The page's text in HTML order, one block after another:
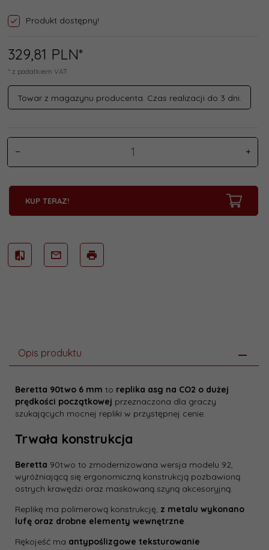
Produkt dostępny!
329,81 PLN*
* z podatkiem VAT
Towar z magazynu producenta. Czas realizacji do 3 dni.
KUP TERAZ!
Opis produktu
Beretta 90two 6 mm to replika asg na CO2 o dużej
prędkości początkowej przeznaczona dla graczy
szukających mocnej repliki w przystępnej cenie.
Trwała konstrukcja
Beretta 90two to zmodernizowana wersja modelu 92,
wyróżniającą się ergonomiczną konstrukcją pozbawioną
ostrych krawędzi oraz maskowaną szyną akcesoryjną.
Replikę ma polimerową konstrukcję, z metalu wykonano
lufę oraz drobne elementy wewnętrzne.
Rękojeść ma antypoślizgowe teksturowanie